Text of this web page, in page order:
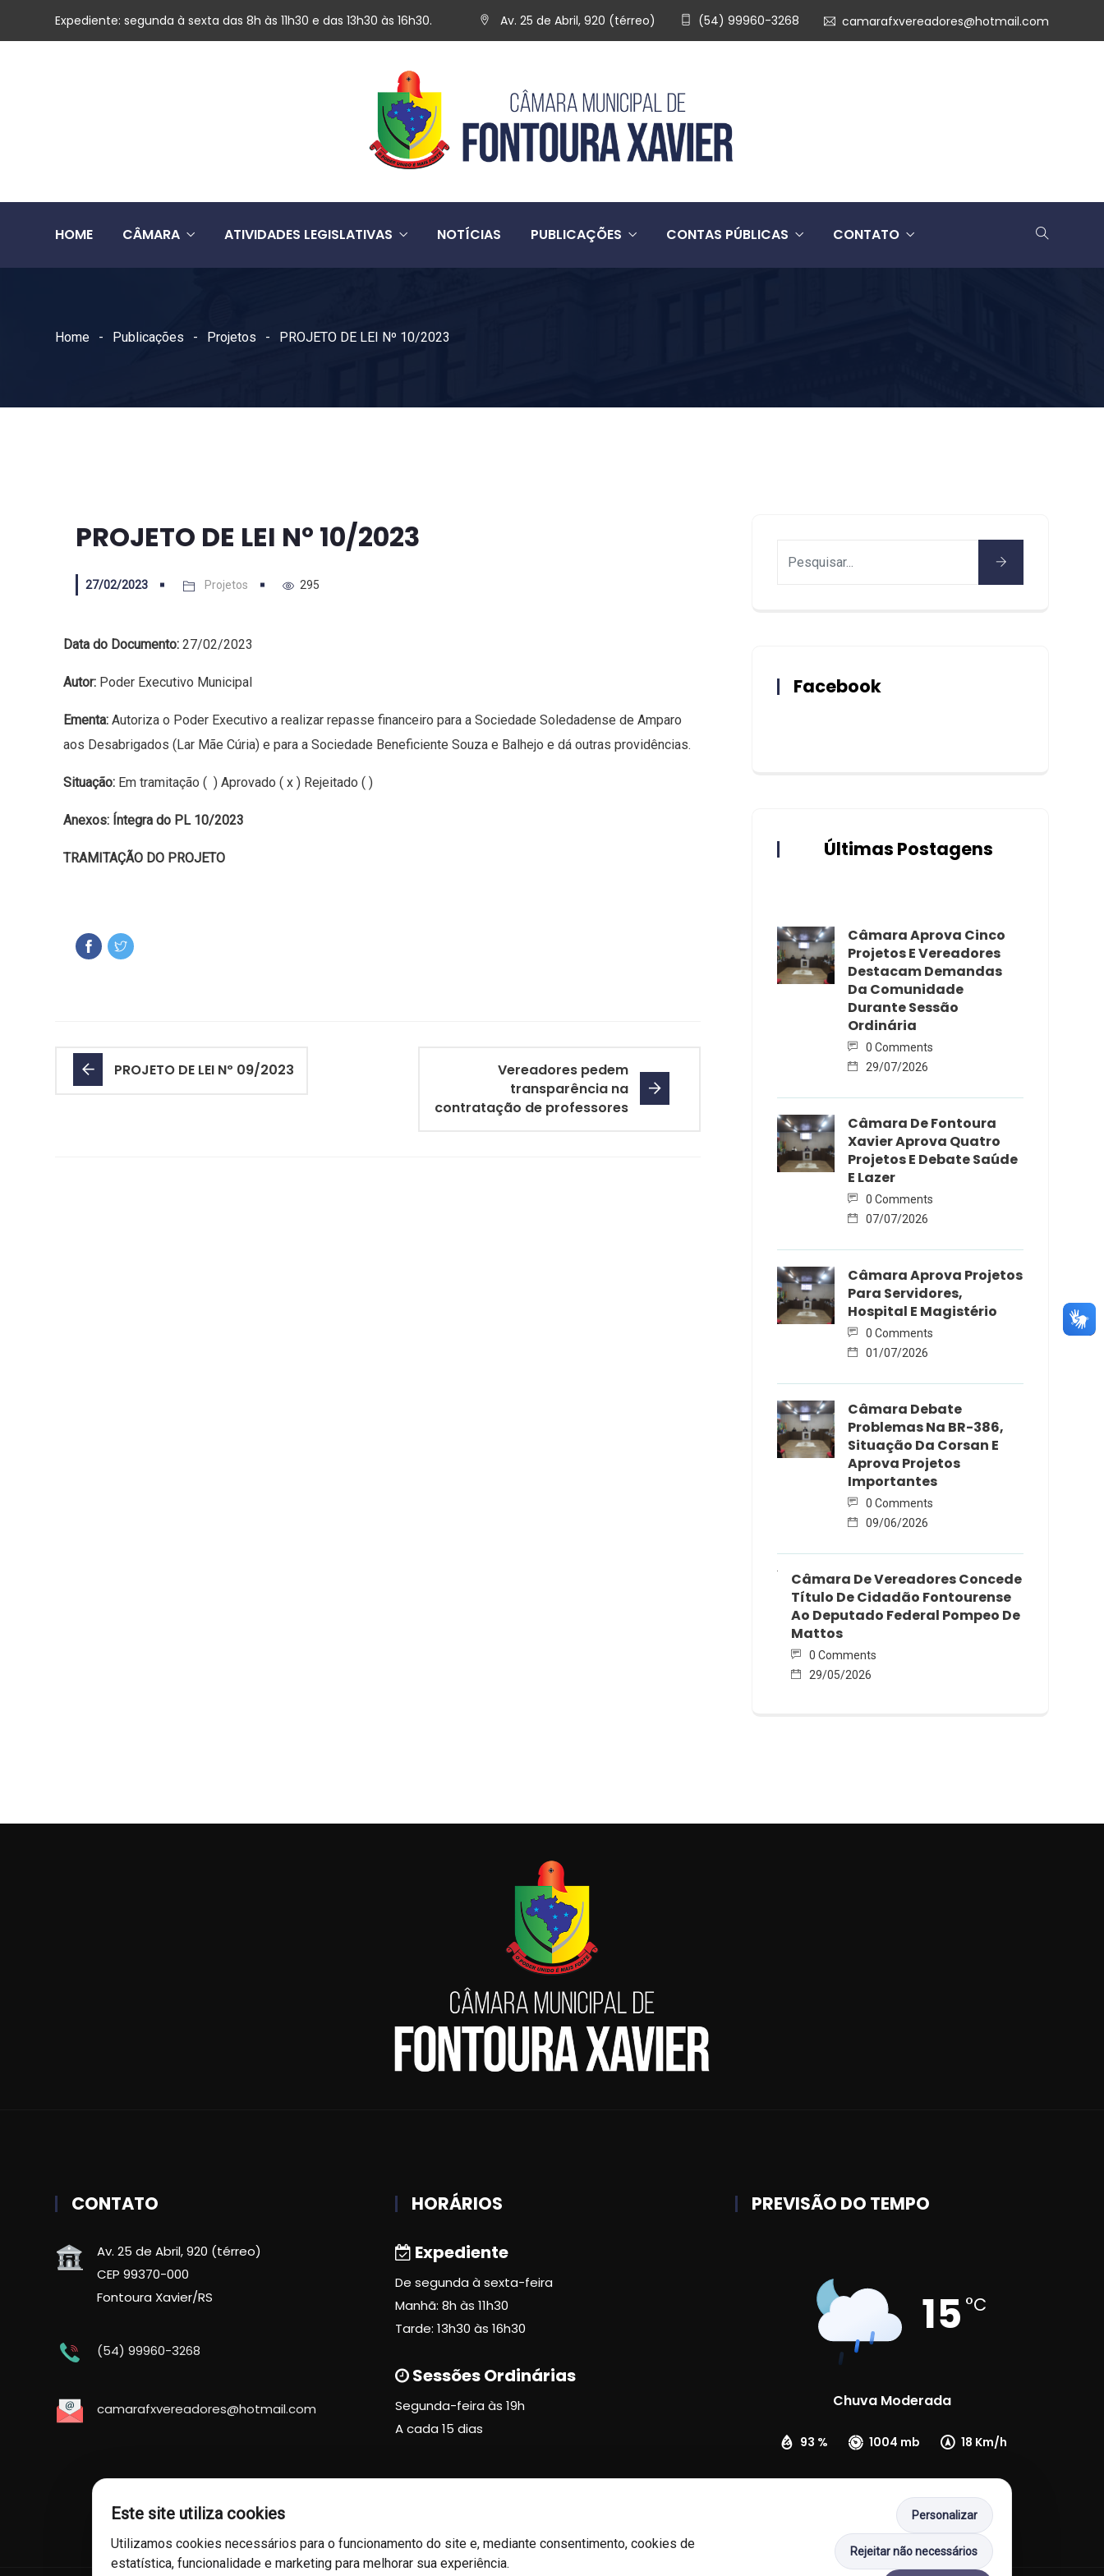
Expediente: segunda à sexta das 8h às 11h30 e das 13h30 às 16h30. Av. 25 de Abril, 920 (térreo) (54) 99960-3268 camarafxvereadores@hotmail.com
HOME CÂMARA ATIVIDADES LEGISLATIVAS NOTÍCIAS PUBLICAÇÕES CONTAS PÚBLICAS CONTATO
Home Publicações Projetos PROJETO DE LEI Nº 10/2023
PROJETO DE LEI Nº 10/2023
27/02/2023 Projetos 295
Data do Documento: 27/02/2023
Autor: Poder Executivo Municipal
Ementa: Autoriza o Poder Executivo a realizar repasse financeiro para a Sociedade Soledadense de Amparo
aos Desabrigados (Lar Mãe Cúria) e para a Sociedade Beneficiente Souza e Balhejo e dá outras providências.
Situação: Em tramitação ( ) Aprovado ( x ) Rejeitado ( )
Anexos: Íntegra do PL 10/2023
TRAMITAÇÃO DO PROJETO
PROJETO DE LEI Nº 09/2023
Vereadores pedem
transparência na
contratação de professores
Facebook
Últimas Postagens
Câmara Aprova Cinco
Projetos E Vereadores
Destacam Demandas
Da Comunidade
Durante Sessão
Ordinária
0 Comments
29/07/2026
Câmara De Fontoura
Xavier Aprova Quatro
Projetos E Debate Saúde
E Lazer
0 Comments
07/07/2026
Câmara Aprova Projetos
Para Servidores,
Hospital E Magistério
0 Comments
01/07/2026
Câmara Debate
Problemas Na BR-386,
Situação Da Corsan E
Aprova Projetos
Importantes
0 Comments
09/06/2026
Câmara De Vereadores Concede
Título De Cidadão Fontourense
Ao Deputado Federal Pompeo De
Mattos
0 Comments
29/05/2026
CONTATO
Av. 25 de Abril, 920 (térreo)
CEP 99370-000
Fontoura Xavier/RS
(54) 99960-3268
camarafxvereadores@hotmail.com
HORÁRIOS
Expediente
De segunda à sexta-feira
Manhã: 8h às 11h30
Tarde: 13h30 às 16h30
Sessões Ordinárias
Segunda-feira às 19h
A cada 15 dias
PREVISÃO DO TEMPO
15 °C
Chuva Moderada
93 % 1004 mb 18 Km/h
Este site utiliza cookies
Utilizamos cookies necessários para o funcionamento do site e, mediante consentimento, cookies de
estatística, funcionalidade e marketing para melhorar sua experiência.
Personalizar
Rejeitar não necessários